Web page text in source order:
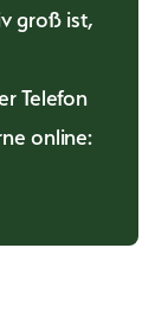
groß ist,
Telefon
online: